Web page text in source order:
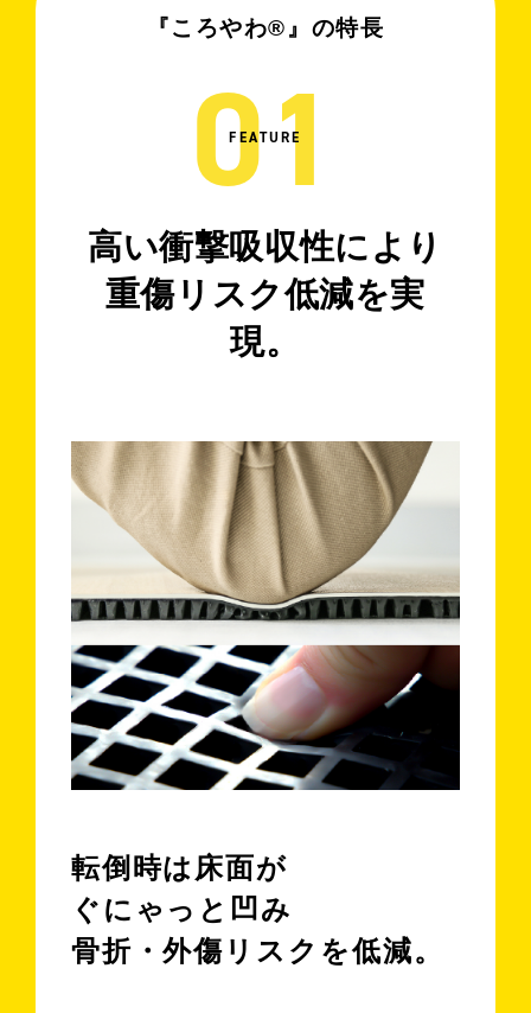
『ころやわ®︎』の特長
01
FEATURE
高い衝撃吸収性により
重傷リスク低減を実
現。
転倒時は床面が
ぐにゃっと凹み
骨折・外傷リスクを低減。